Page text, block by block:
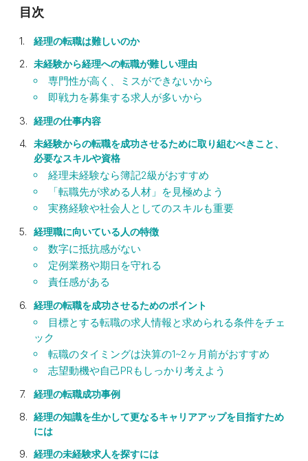
経理の転職は難しいのか
未経験から経理への転職が難しい理由
専門性が高く、ミスができないから
即戦力を募集する求人が多いから
経理の仕事内容
未経験からの転職を成功させるために取り組むべきこと、
必要なスキルや資格
経理未経験なら簿記2級がおすすめ
「転職先が求める人材」を見極めよう
実務経験や社会人としてのスキルも重要
経理職に向いている人の特徴
数字に抵抗感がない
定例業務や期日を守れる
責任感がある
経理の転職を成功させるためのポイント
目標とする転職の求人情報と求められる条件をチェ
ック
転職のタイミングは決算の1~2ヶ月前がおすすめ
志望動機や自己PRもしっかり考えよう
経理の転職成功事例
経理の知識を生かして更なるキャリアアップを目指すため
には
経理の未経験求人を探すには